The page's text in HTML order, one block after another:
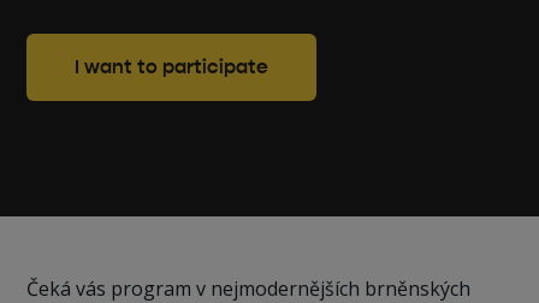
I want to participate
Čeká vás program v nejmodernějších brněnských